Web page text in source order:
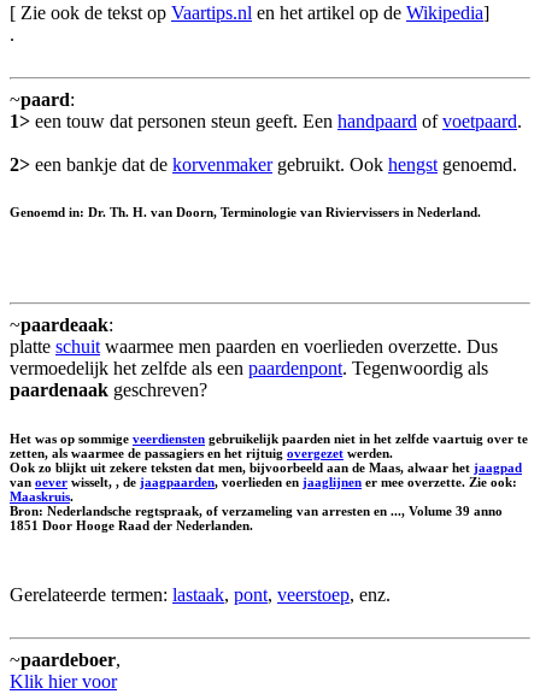
[ Zie ook de tekst op Vaartips.nl en het artikel op de Wikipedia]
.
~paard:
1> een touw dat personen steun geeft. Een handpaard ofvoetpaard.
2> een bankje dat de korvenmakergebruikt. Ook hengst genoemd.
Genoemd in: Dr. Th. H. van Doorn, Terminologie van Riviervissers in Nederland.
~paardeaak:
platte schuitwaarmee men paarden en voerlieden overzette. Dus
vermoedelijk het zelfde als een paardenpont. Tegenwoordig als
paardenaak geschreven?
Het was op sommige veerdiensten gebruikelijk paarden niet in het zelfde vaartuig over te
zetten, als waarmee de passagiers en het rijtuig overgezet werden.
Ook zo blijkt uit zekere teksten dat men, bijvoorbeeld aan de Maas, alwaar het jaagpad
van oever wisselt, , de jaagpaarden, voerlieden en jaaglijnen er mee overzette. Zie ook:
Maaskruis.
Bron: Nederlandsche regtspraak, of verzameling van arresten en ..., Volume 39 anno
1851 Door Hooge Raad der Nederlanden.
Gerelateerde termen: lastaak, pont, veerstoep, enz.
~paardeboer,
Klik hier voor